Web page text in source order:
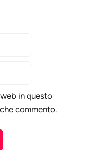
in questo
commento.